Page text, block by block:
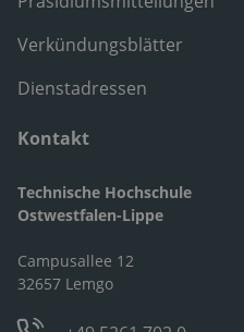
Verkündungsblätter
Dienstadressen
Kontakt
Technische Hochschule
Ostwestfalen-Lippe
Campusallee 12
32657 Lemgo